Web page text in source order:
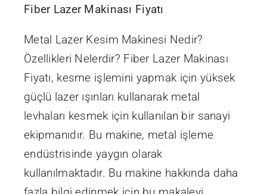
Fiber Lazer Makinası Fiyatı
Metal Lazer Kesim Makinesi Nedir?
Özellikleri Nelerdir? Fiber Lazer Makinası
Fiyatı, kesme işlemini yapmak için yüksek
güçlü lazer ışınları kullanarak metal
levhaları kesmek için kullanılan bir sanayi
ekipmanıdır. Bu makine, metal işleme
endüstrisinde yaygın olarak
kullanılmaktadır. Bu makine hakkında daha